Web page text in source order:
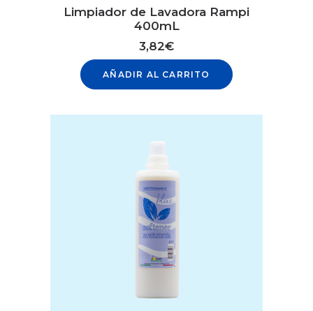
Limpiador de Lavadora Rampi
400mL
3,82€
AÑADIR AL CARRITO